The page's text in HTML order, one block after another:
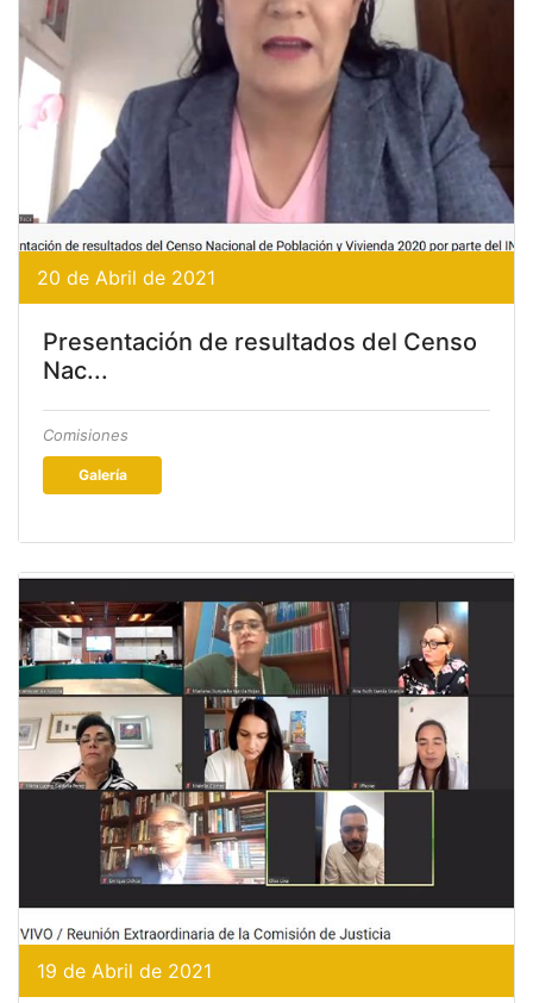
20 de Abril de 2021
Presentación de resultados del Censo
Nac...
Comisiones
Galería
19 de Abril de 2021